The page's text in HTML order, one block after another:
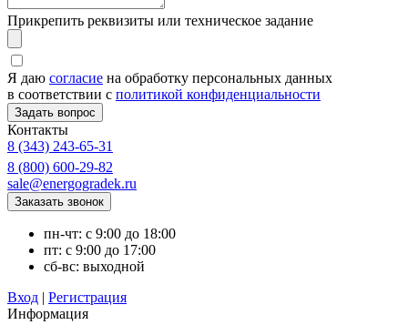
Прикрепить реквизиты или техническое задание
Я даю согласие на обработку персональных данных
в соответствии с политикой конфиденциальности
Контакты
8 (343) 243-65-31
8 (800) 600-29-82
sale@energogradek.ru
пн-чт: с 9:00 до 18:00
пт: с 9:00 до 17:00
сб-вс: выходной
Вход | Регистрация
Информация